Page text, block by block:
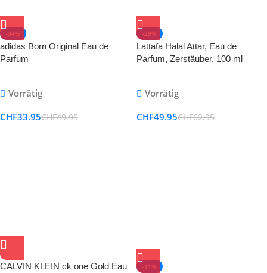
-34%
adidas Born Original Eau de
Parfum
Vorrätig
CHF33.95CHF49.95
-29%
Lattafa Halal Attar, Eau de
Parfum, Zerstäuber, 100 ml
Vorrätig
CHF49.95CHF62.95
CALVIN KLEIN ck one Gold Eau
-11%